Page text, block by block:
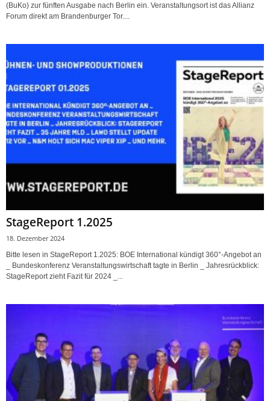
(BuKo) zur fünften Ausgabe nach Berlin ein. Veranstaltungsort ist das Allianz
Forum direkt am Brandenburger Tor....
StageReport 1.2025
18. Dezember 2024
Bitte lesen in StageReport 1.2025: BOE International kündigt 360°-Angebot an
_ Bundeskonferenz Veranstaltungswirtschaft tagte in Berlin _ Jahresrückblick:
StageReport zieht Fazit für 2024 _...